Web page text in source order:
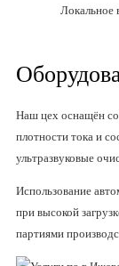
Локальное
Наш цех оснащён
плотности тока и
ультразвуковые
Использование
при высокой
партиями